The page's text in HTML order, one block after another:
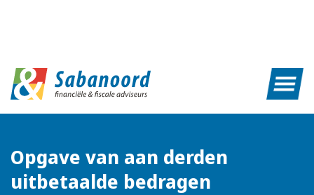
Opgave van aan derden
uitbetaalde bedragen